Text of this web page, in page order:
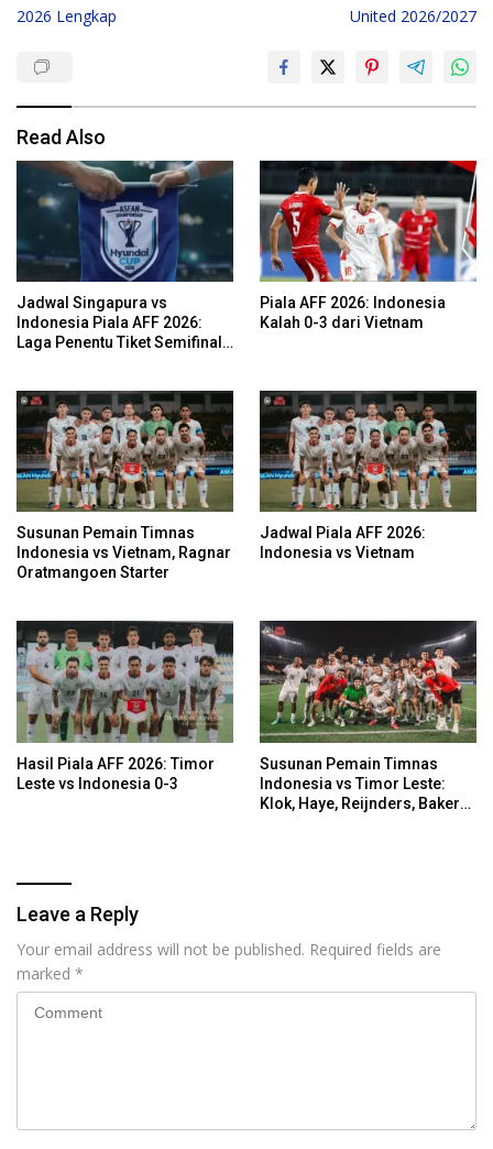
2026 Lengkap
United 2026/2027
Read Also
Jadwal Singapura vs
Indonesia Piala AFF 2026:
Laga Penentu Tiket Semifinal
Piala AFF 2026: Indonesia
Kalah 0-3 dari Vietnam
Susunan Pemain Timnas
Indonesia vs Vietnam, Ragnar
Oratmangoen Starter
Jadwal Piala AFF 2026:
Indonesia vs Vietnam
Hasil Piala AFF 2026: Timor
Leste vs Indonesia 0-3
Susunan Pemain Timnas
Indonesia vs Timor Leste:
Klok, Haye, Reijnders, Baker
Leave a Reply
Your email address will not be published. Required fields are
marked *